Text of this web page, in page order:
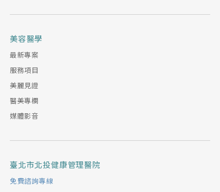
美容醫學
最新專案
服務項目
美麗見證
醫美專欄
媒體影音
臺北市北投健康管理醫院
免費諮詢專線